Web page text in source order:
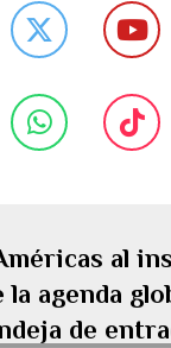
al
la agenda
de